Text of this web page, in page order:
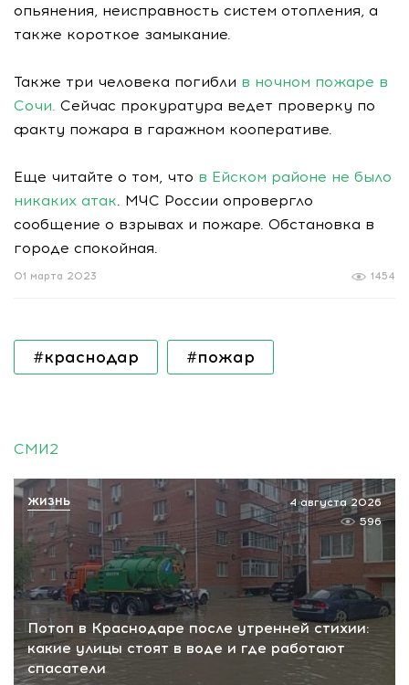
опьянения, неисправность систем отопления, а
также короткое замыкание.
Также три человека погибли в ночном пожаре в
Сочи. Сейчас прокуратура ведет проверку по
факту пожара в гаражном кооперативе.
Еще читайте о том, что в Ейском районе не было
никаких атак. МЧС России опровергло
сообщение о взрывах и пожаре. Обстановка в
городе спокойная.
1454
01 марта 2023
#краснодар #пожар
СМИ2
Потоп в Краснодаре после утренней стихии:
какие улицы стоят в воде и где работают
спасатели
4 августа 2026
596
ЖИЗНЬ